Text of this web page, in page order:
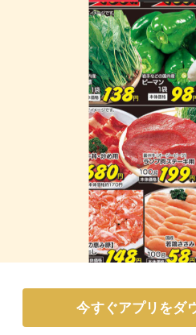
今すぐアプリをダ